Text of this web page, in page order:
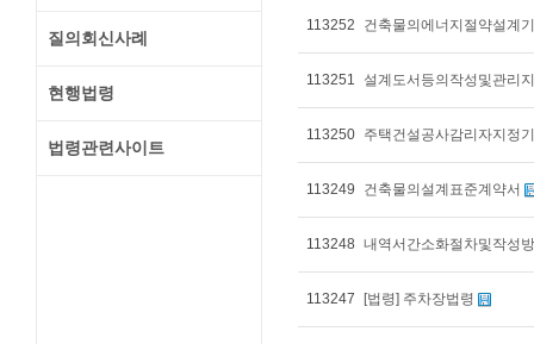
질의회신사례
현행법령
법령관련사이트
113252 건축물의에너지절약설계
113251 설계도서등의작성및관리
113250 주택건설공사감리자지정
113249 건축물의설계표준계약서
113248 내역서간소화절차및작성
113247 [법령] 주차장법령